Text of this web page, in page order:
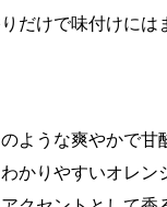
だけで味付けには
ような爽やかで甘
かりやすいオレン